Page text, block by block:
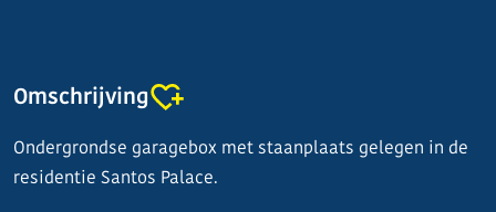
Omschrijving
Ondergrondse garagebox met staanplaats gelegen in de
residentie Santos Palace.